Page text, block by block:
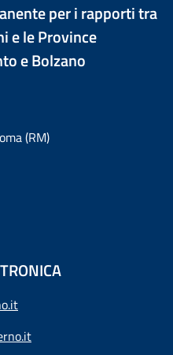
per i rapporti tra
e le Province
e Bolzano
(RM)